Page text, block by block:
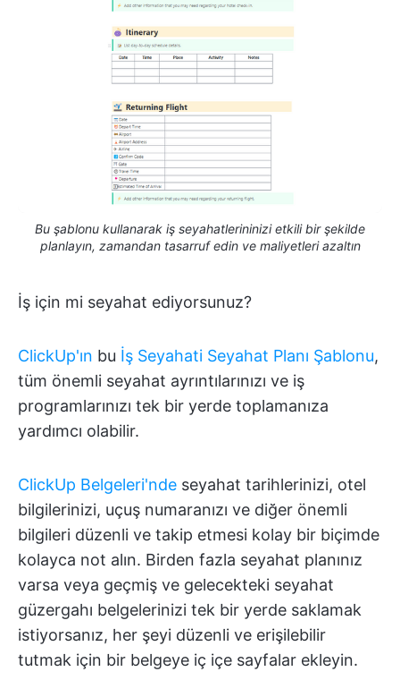
Bu şablonu kullanarak iş seyahatlerininizi etkili bir şekilde
planlayın, zamandan tasarruf edin ve maliyetleri azaltın
İş için mi seyahat ediyorsunuz?
ClickUp'ın bu İş Seyahati Seyahat Planı Şablonu,
tüm önemli seyahat ayrıntılarınızı ve iş
programlarınızı tek bir yerde toplamanıza
yardımcı olabilir.
ClickUp Belgeleri'nde seyahat tarihlerinizi, otel
bilgilerinizi, uçuş numaranızı ve diğer önemli
bilgileri düzenli ve takip etmesi kolay bir biçimde
kolayca not alın. Birden fazla seyahat planınız
varsa veya geçmiş ve gelecekteki seyahat
güzergahı belgelerinizi tek bir yerde saklamak
istiyorsanız, her şeyi düzenli ve erişilebilir
tutmak için bir belgeye iç içe sayfalar ekleyin.